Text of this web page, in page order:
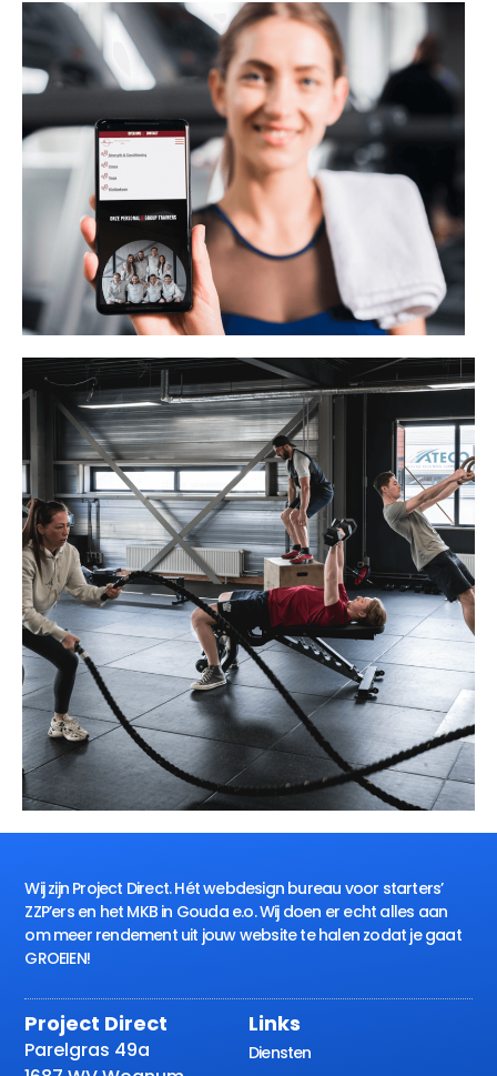
Wij zijn Project Direct. Hét webdesign bureau voor starters’
ZZP’ers en het MKB in Gouda e.o. Wij doen er echt alles aan
om meer rendement uit jouw website te halen zodat je gaat
GROEIEN!
Project Direct
Parelgras 49a
Links
Diensten